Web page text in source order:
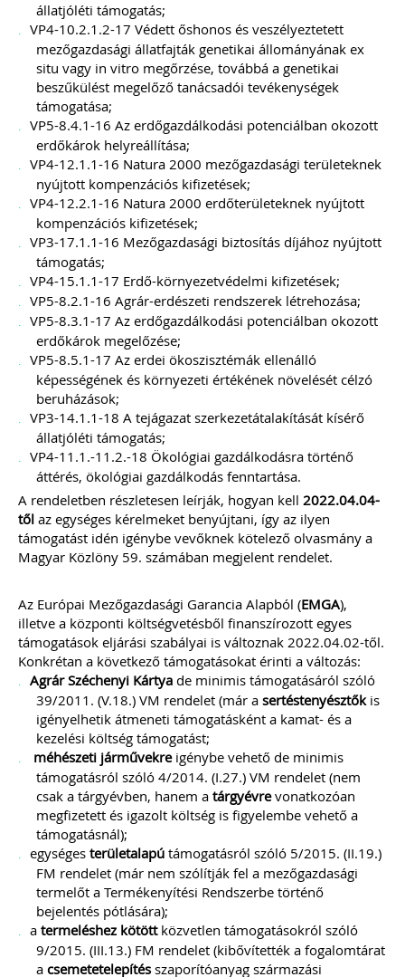
állatjóléti támogatás;
VP4-10.2.1.2-17 Védett őshonos és veszélyeztetett
mezőgazdasági állatfajták genetikai állományának ex
situ vagy in vitro megőrzése, továbbá a genetikai
beszűkülést megelőző tanácsadói tevékenységek
támogatása;
VP5-8.4.1-16 Az erdőgazdálkodási potenciálban okozott
erdőkárok helyreállítása;
VP4-12.1.1-16 Natura 2000 mezőgazdasági területeknek
nyújtott kompenzációs kifizetések;
VP4-12.2.1-16 Natura 2000 erdőterületeknek nyújtott
kompenzációs kifizetések;
VP3-17.1.1-16 Mezőgazdasági biztosítás díjához nyújtott
támogatás;
VP4-15.1.1-17 Erdő-környezetvédelmi kifizetések;
VP5-8.2.1-16 Agrár-erdészeti rendszerek létrehozása;
VP5-8.3.1-17 Az erdőgazdálkodási potenciálban okozott
erdőkárok megelőzése;
VP5-8.5.1-17 Az erdei ökoszisztémák ellenálló
képességének és környezeti értékének növelését célzó
beruházások;
VP3-14.1.1-18 A tejágazat szerkezetátalakítását kísérő
állatjóléti támogatás;
VP4-11.1.-11.2.-18 Ökológiai gazdálkodásra történő
áttérés, ökológiai gazdálkodás fenntartása.
A rendeletben részletesen leírják, hogyan kell 2022.04.04-
től az egységes kérelmeket benyújtani, így az ilyen
támogatást idén igénybe vevőknek kötelező olvasmány a
Magyar Közlöny 59. számában megjelent rendelet.
Az Európai Mezőgazdasági Garancia Alapból (EMGA),
illetve a központi költségvetésből finanszírozott egyes
támogatások eljárási szabályai is változnak 2022.04.02-től.
Konkrétan a következő támogatásokat érinti a változás:
Agrár Széchenyi Kártya de minimis támogatásáról szóló
39/2011. (V.18.) VM rendelet (már a sertéstenyésztőkis
igényelhetik átmeneti támogatásként a kamat- és a
kezelési költség támogatást;
méhészeti járművekreigénybe vehető de minimis
támogatásról szóló 4/2014. (I.27.) VM rendelet (nem
csak a tárgyévben, hanem a tárgyévrevonatkozóan
megfizetett és igazolt költség is figyelembe vehető a
támogatásnál);
egységes területalapú támogatásról szóló 5/2015. (II.19.)
FM rendelet (már nem szólítják fel a mezőgazdasági
termelőt a Termékenyítési Rendszerbe történő
bejelentés pótlására);
a termeléshez kötöttközvetlen támogatásokról szóló
9/2015. (III.13.) FM rendelet (kibővítették a fogalomtárat
a csemetetelepítés szaporítóanyag származási